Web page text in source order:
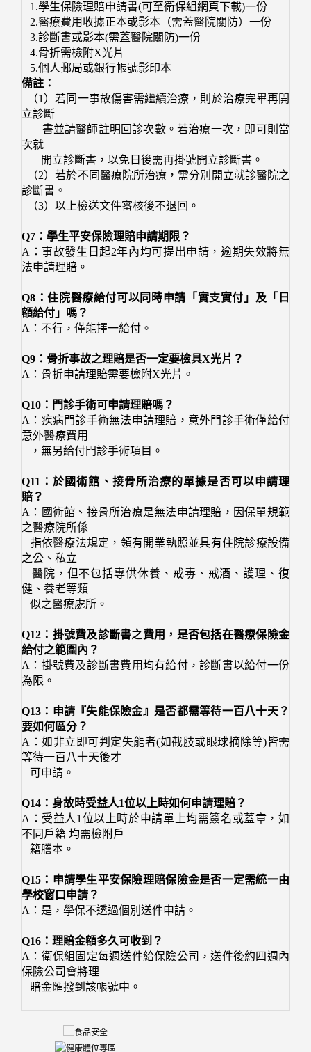
1.學生保險理賠申請書(可至衛保組網頁下載)一份
2.醫療費用收據正本或影本（需蓋醫院關防）一份
3.診斷書或影本(需蓋醫院關防)一份
4.骨折需檢附X光片
5.個人郵局或銀行帳號影印本
備註：
（1）若同一事故傷害需繼續治療，則於治療完畢再開
立診斷
書並請醫師註明回診次數。若治療一次，即可則當
次就
開立診斷書，以免日後需再掛號開立診斷書。
（2）若於不同醫療院所治療，需分別開立就診醫院之
診斷書。
（3）以上檢送文件審核後不退回。
Q7：學生平安保險理賠申請期限？
A：事故發生日起2年內均可提出申請，逾期失效將無
法申請理賠。
Q8：住院醫療給付可以同時申請「實支實付」及「日
額給付」嗎？
A：不行，僅能擇一給付。
Q9：骨折事故之理賠是否一定要檢具X光片？
A： 骨折申請理賠需要檢附X光片 。
Q10：門診手術可申請理賠嗎？
A：疾病門診手術無法申請理賠，意外門診手術僅給付
意外醫療費用
，無另給付門診手術項目。
Q11：於國術館、接骨所治療的單據是否可以申請理
賠？
A：國術館、接骨所治療是無法申請理賠，因保單規範
之醫療院所係
指依醫療法規定，領有開業執照並具有住院診療設備
之公、私立
醫院，但不包括專供休養、戒毒、戒酒、護理、復
健、養老等類
似之醫療處所。
Q12：掛號費及診斷書之費用，是否包括在醫療保險金
給付之範圍內？
A：掛號費及診斷書費用均有給付，診斷書以給付一份
為限。
Q13：申請『失能保險金』是否都需等待一百八十天？
要如何區分？
A：如非立即可判定失能者(如截肢或眼球摘除等)皆需
等待一百八十天後才
可申請。
Q14：身故時受益人1位以上時如何申請理賠？
A：受益人1位以上時於申請單上均需簽名或蓋章，如
不同戶籍 均需檢附戶
籍謄本。
Q15：申請學生平安保險理賠保險金是否一定需統一由
學校窗口申請？
A：是，學保不透過個別送件申請。
Q16：理賠金額多久可收到？
A：衛保組固定每週送件給保險公司，送件後約四週內
保險公司會將理
賠金匯撥到該帳號中。